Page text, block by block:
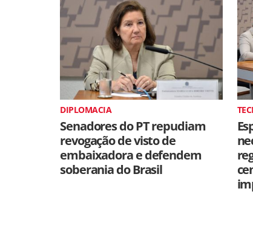
DIPLOMACIA
Senadores do PT repudiam
revogação de visto de
embaixadora e defendem
soberania do Brasil